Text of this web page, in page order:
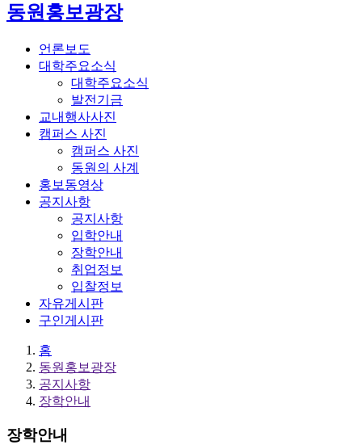
동원홍보광장
언론보도
대학주요소식
대학주요소식
발전기금
교내행사사진
캠퍼스 사진
캠퍼스 사진
동원의 사계
홍보동영상
공지사항
공지사항
입학안내
장학안내
취업정보
입찰정보
자유게시판
구인게시판
홈
동원홍보광장
공지사항
장학안내
장학안내